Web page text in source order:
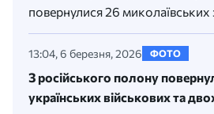
повернулися 26 миколаївських
13:04, 6 березня, 2026 ФОТО
З російського полону
українських військових та